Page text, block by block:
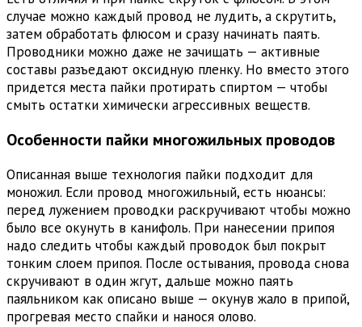
случае можно каждый провод не лудить, а скрутить,
затем обработать флюсом и сразу начинать паять.
Проводники можно даже не зачищать — активные
составы разъедают оксидную пленку. Но вместо этого
придется места пайки протирать спиртом — чтобы
смыть остатки химически агрессивных веществ.
Особенности пайки многожильных проводов
Описанная выше технология пайки подходит для
моножил. Если провод многожильный, есть нюансы:
перед лужением проводки раскручивают чтобы можно
было все окунуть в канифоль. При нанесении припоя
надо следить чтобы каждый проводок был покрыт
тонким слоем припоя. После остывания, провода снова
скручивают в один жгут, дальше можно паять
паяльником как описано выше — окунув жало в припой,
прогревая место спайки и нанося олово.